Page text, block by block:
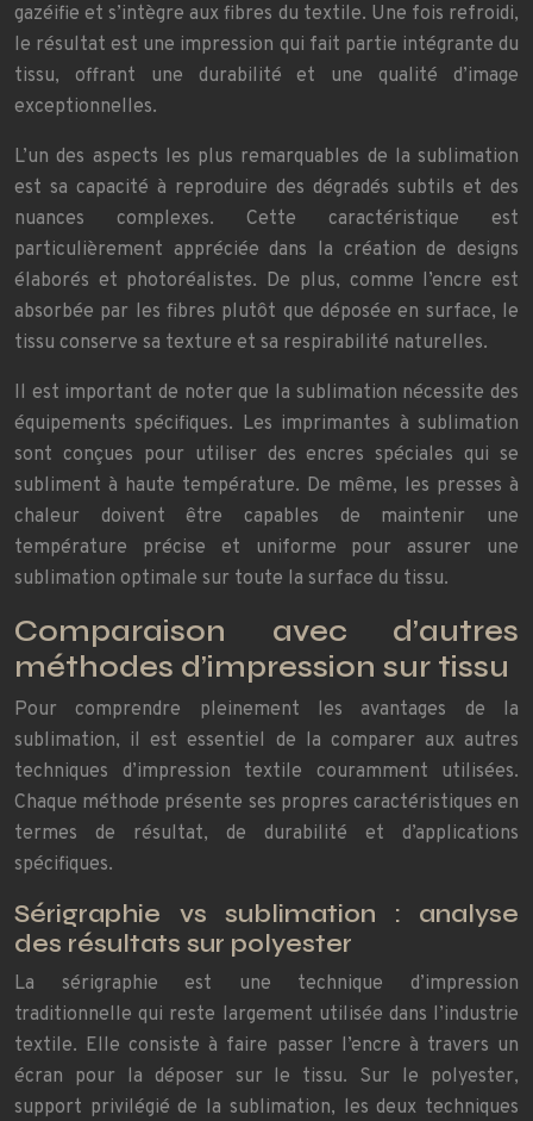
gazéifie et s’intègre aux fibres du textile. Une fois refroidi,
le résultat est une impression qui fait partie intégrante du
tissu, offrant une durabilité et une qualité d’image
exceptionnelles.
L’un des aspects les plus remarquables de la sublimation
est sa capacité à reproduire des dégradés subtils et des
nuances complexes. Cette caractéristique est
particulièrement appréciée dans la création de designs
élaborés et photoréalistes. De plus, comme l’encre est
absorbée par les fibres plutôt que déposée en surface, le
tissu conserve sa texture et sa respirabilité naturelles.
Il est important de noter que la sublimation nécessite des
équipements spécifiques. Les imprimantes à sublimation
sont conçues pour utiliser des encres spéciales qui se
subliment à haute température. De même, les presses à
chaleur doivent être capables de maintenir une
température précise et uniforme pour assurer une
sublimation optimale sur toute la surface du tissu.
Comparaison avec d’autres
méthodes d’impression sur tissu
Pour comprendre pleinement les avantages de la
sublimation, il est essentiel de la comparer aux autres
techniques d’impression textile couramment utilisées.
Chaque méthode présente ses propres caractéristiques en
termes de résultat, de durabilité et d’applications
spécifiques.
Sérigraphie vs sublimation : analyse
des résultats sur polyester
La sérigraphie est une technique d’impression
traditionnelle qui reste largement utilisée dans l’industrie
textile. Elle consiste à faire passer l’encre à travers un
écran pour la déposer sur le tissu. Sur le polyester,
support privilégié de la sublimation, les deux techniques